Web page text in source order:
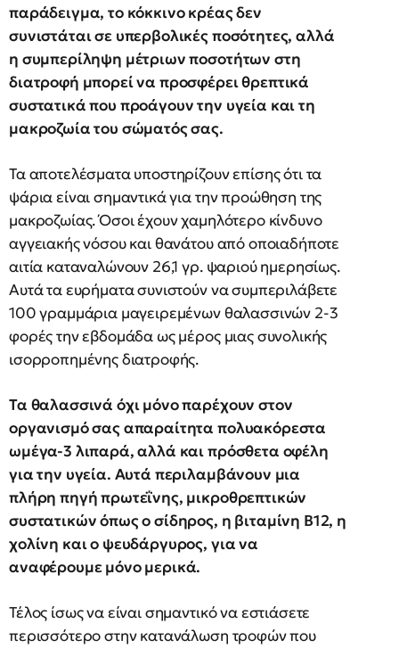
παράδειγμα, το κόκκινο κρέας δεν
συνιστάται σε υπερβολικές ποσότητες, αλλά
η συμπερίληψη μέτριων ποσοτήτων στη
διατροφή μπορεί να προσφέρει θρεπτικά
συστατικά που προάγουν την υγεία και τη
μακροζωία του σώματός σας.
Τα αποτελέσματα υποστηρίζουν επίσης ότι τα
ψάρια είναι σημαντικά για την προώθηση της
μακροζωίας. Όσοι έχουν χαμηλότερο κίνδυνο
αγγειακής νόσου και θανάτου από οποιαδήποτε
αιτία καταναλώνουν 26,1 γρ. ψαριού ημερησίως.
Αυτά τα ευρήματα συνιστούν να συμπεριλάβετε
100 γραμμάρια μαγειρεμένων θαλασσινών 2-3
φορές την εβδομάδα ως μέρος μιας συνολικής
ισορροπημένης διατροφής.
Τα θαλασσινά όχι μόνο παρέχουν στον
οργανισμό σας απαραίτητα πολυακόρεστα
ωμέγα-3 λιπαρά, αλλά και πρόσθετα οφέλη
για την υγεία. Αυτά περιλαμβάνουν μια
πλήρη πηγή πρωτεΐνης, μικροθρεπτικών
συστατικών όπως ο σίδηρος, η βιταμίνη Β12, η
​​χολίνη και ο ψευδάργυρος, για να
αναφέρουμε μόνο μερικά.
Τέλος ίσως να είναι σημαντικό να εστιάσετε
περισσότερο στην κατανάλωση τροφών που